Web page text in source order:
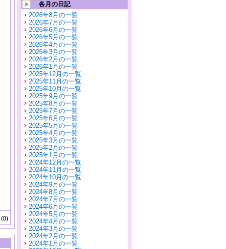
(0)
各月の日記
2026年8月の一覧
2026年7月の一覧
2026年6月の一覧
2026年5月の一覧
2026年4月の一覧
2026年3月の一覧
2026年2月の一覧
2026年1月の一覧
2025年12月の一覧
2025年11月の一覧
2025年10月の一覧
2025年9月の一覧
2025年8月の一覧
2025年7月の一覧
2025年6月の一覧
2025年5月の一覧
2025年4月の一覧
2025年3月の一覧
2025年2月の一覧
2025年1月の一覧
2024年12月の一覧
2024年11月の一覧
2024年10月の一覧
2024年9月の一覧
2024年8月の一覧
2024年7月の一覧
2024年6月の一覧
2024年5月の一覧
2024年4月の一覧
2024年3月の一覧
2024年2月の一覧
2024年1月の一覧